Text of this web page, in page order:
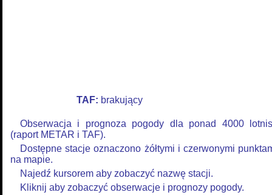
TAF: brakujący
Obserwacja i prognoza pogody dla ponad 4000
(raport METAR i TAF).
Dostępne stacje oznaczono żółtymi i czerwonymi
na mapie.
Najedź kursorem aby zobaczyć nazwę stacji.
Kliknij aby zobaczyć obserwacje i prognozy pogody.